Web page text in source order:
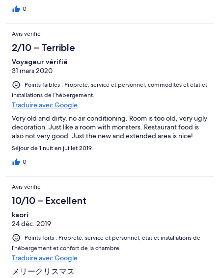
0
Avis vérifié
2/10 – Terrible
Voyageur vérifié
31 mars 2020
Points faibles : Propreté, service et personnel, commodités et état et
installations de l’hébergement.
Traduire avec Google
Very old and dirty, no air conditioning. Room is too old, very ugly
decoration. Just like a room with monsters. Restaurant food is
also not very good. Just the new and extended area is nice!
Séjour de 1 nuit en juillet 2019
0
Avis vérifié
10/10 – Excellent
kaori
24 déc. 2019
Points forts : Propreté, service et personnel, état et installations de
l’hébergement et confort de la chambre.
Traduire avec Google
メリークリスマス